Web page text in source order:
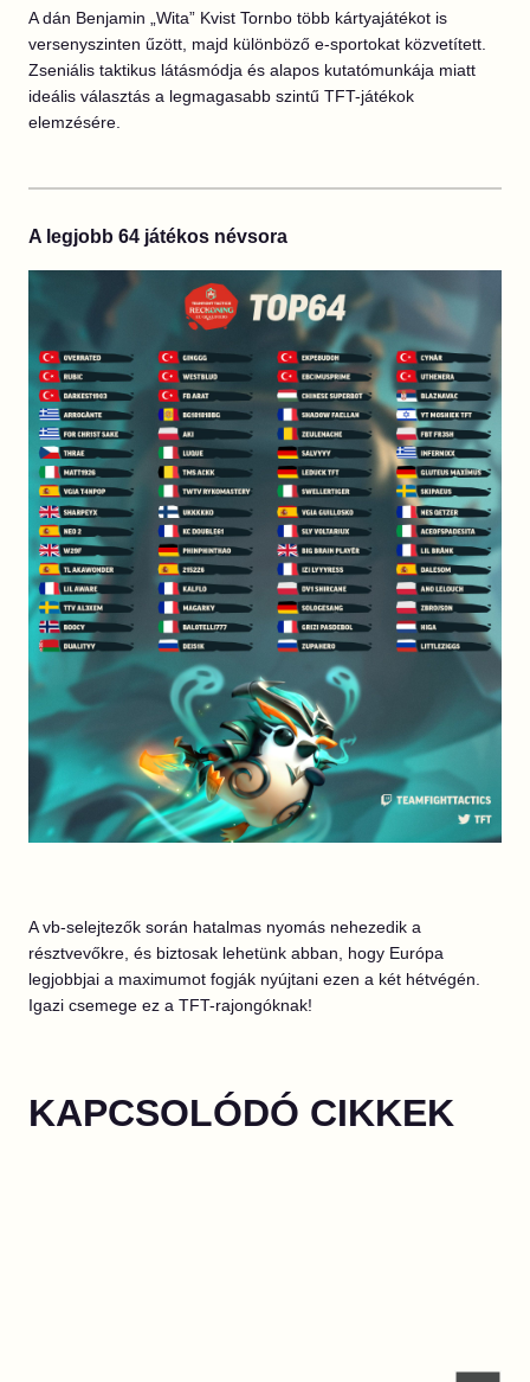
A dán Benjamin „Wita” Kvist Tornbo több kártyajátékot is
versenyszinten űzött, majd különböző e-sportokat közvetített.
Zseniális taktikus látásmódja és alapos kutatómunkája miatt
ideális választás a legmagasabb szintű TFT-játékok
elemzésére.
A legjobb 64 játékos névsora
A vb-selejtezők során hatalmas nyomás nehezedik a
résztvevőkre, és biztosak lehetünk abban, hogy Európa
legjobbjai a maximumot fogják nyújtani ezen a két hétvégén.
Igazi csemege ez a TFT-rajongóknak!
KAPCSOLÓDÓ CIKKEK